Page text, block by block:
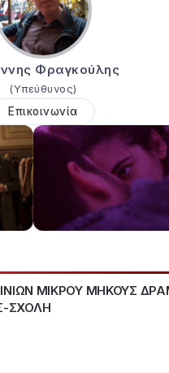
Φραγκούλης
(Υπεύθυνος)
Επικοινωνία
ΜΙΚΡΟΥ ΜΗΚΟΥΣ
ΣΧΟΛΗ